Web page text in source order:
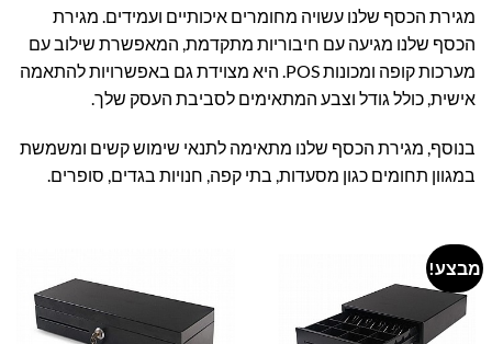
מגירת הכסף שלנו עשויה מחומרים איכותיים ועמידים. מגירת
הכסף שלנו מגיעה עם חיבוריות מתקדמת, המאפשרת שילוב עם
מערכות קופה ומכונות POS. היא מצוידת גם באפשרויות להתאמה
אישית, כולל גודל וצבע המתאימים לסביבת העסק שלך.
בנוסף, מגירת הכסף שלנו מתאימה לתנאי שימוש קשים ומשמשת
במגוון תחומים כגון מסעדות, בתי קפה, חנויות בגדים, סופרים.
מבצע!